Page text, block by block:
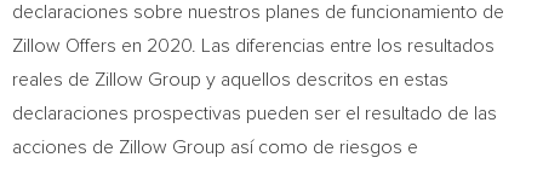
declaraciones sobre nuestros planes de funcionamiento de
Zillow Offers en 2020. Las diferencias entre los resultados
reales de Zillow Group y aquellos descritos en estas
declaraciones prospectivas pueden ser el resultado de las
acciones de Zillow Group así como de riesgos e